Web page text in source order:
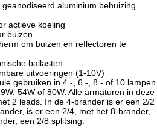
aluminium behuizing
actieve koeling
buizen
om buizen en reflectoren te
ballasten
uitvoeringen (1-10V)
gebruiken in 4 -, 6 -, 8 - of 10 lampen
54W of 80W. Alle armaturen in deze
2 leads. In de 4-brander is er een 2/2
is er een 2/4, met het 8-brander,
een 2/8 splitsing.